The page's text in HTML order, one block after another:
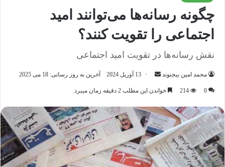
چگونه رسانه‌ها می‌توانند امید
اجتماعی را تقویت کنند؟
نقش رسانه‌ها در تقویت امید اجتماعی
محمد امین بیجنوند
ارسال13 آوریل 2024 آخرین به روز رسانی: 18 می 2025
0
214 خواندن این مطلب 2 دقیقه زمان میبرد